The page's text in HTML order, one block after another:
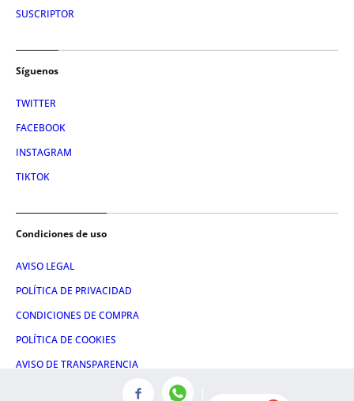
SUSCRIPTOR
Síguenos
TWITTER
FACEBOOK
INSTAGRAM
TIKTOK
Condiciones de uso
AVISO LEGAL
POLÍTICA DE PRIVACIDAD
CONDICIONES DE COMPRA
POLÍTICA DE COOKIES
AVISO DE TRANSPARENCIA